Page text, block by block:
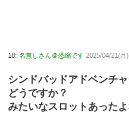
18: 名無しさん＠恐縮です 2025/04/21(
シンドバッドアドベンチ
どうですか？
みたいなスロットあった